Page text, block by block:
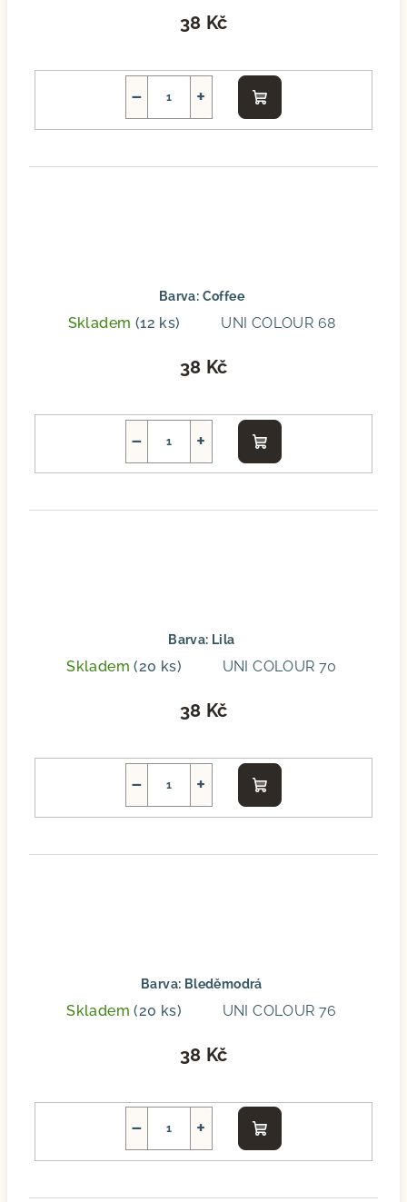
38 Kč
+
−
Do
košíku
Barva: Coffee
Skladem (12 ks) UNI COLOUR 68
38 Kč
+
−
Do
košíku
Barva: Lila
Skladem(20 ks) UNI COLOUR 70
38 Kč
+
−
Do
košíku
Barva: Bleděmodrá
Skladem(20 ks) UNI COLOUR 76
38 Kč
+
−
Do
košíku